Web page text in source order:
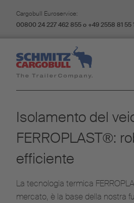
Cargobull Euroservice:
00800 24 227 462 855 o +49 2558 81 55
Isolamento del
FERROPLAST®:
efficiente
La tecnologia termica
mercato, è la base della nostra